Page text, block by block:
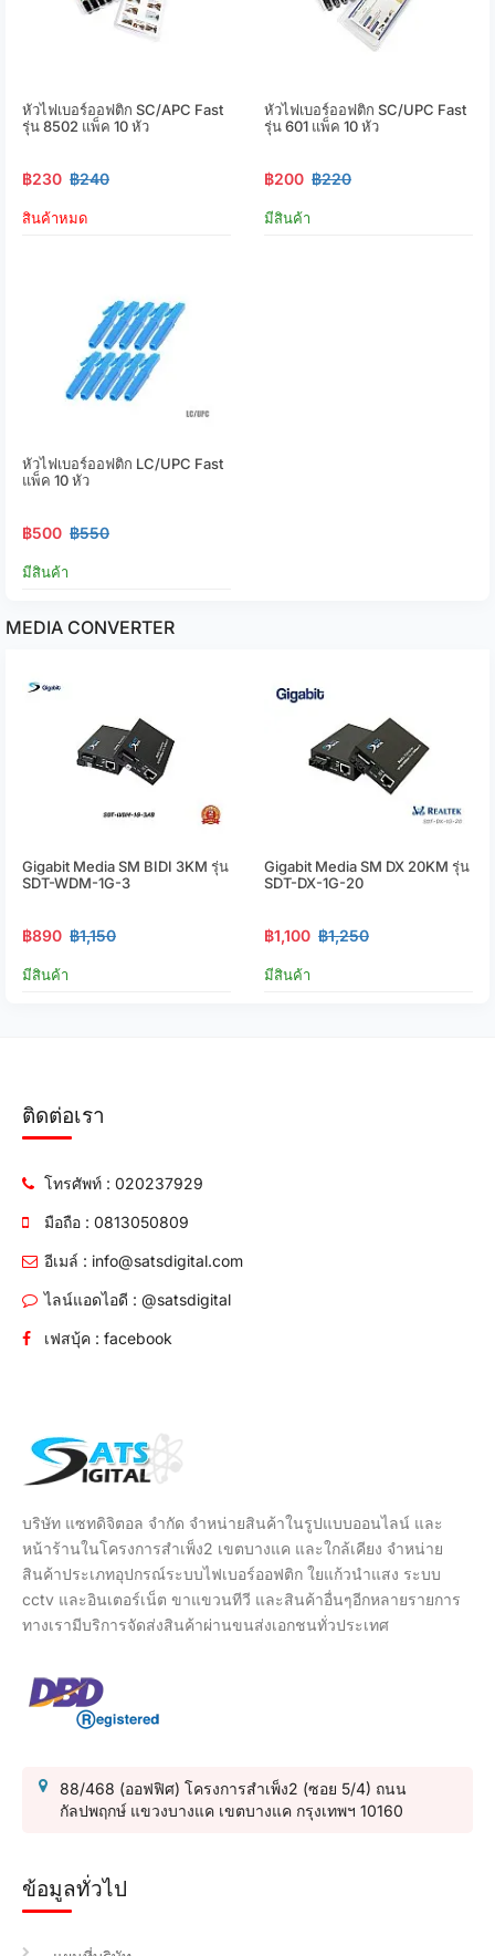
หัวไฟเบอร์ออฟติก SC/APC Fast
รุ่น 8502 แพ็ค 10 หัว
฿230 ฿240
สินค้าหมด
หัวไฟเบอร์ออฟติก SC/UPC Fast
รุ่น 601 แพ็ค 10 หัว
฿200 ฿220
มีสินค้า
หัวไฟเบอร์ออฟติก LC/UPC Fast
แพ็ค 10 หัว
฿500 ฿550
มีสินค้า
MEDIA CONVERTER
Gigabit Media SM BIDI 3KM รุ่น
SDT-WDM-1G-3
฿890 ฿1,150
มีสินค้า
Gigabit Media SM DX 20KM รุ่น
SDT-DX-1G-20
฿1,100 ฿1,250
มีสินค้า
ติดต่อเรา
โทรศัพท์ : 020237929
มือถือ : 0813050809
อีเมล์ : info@satsdigital.com
ไลน์แอดไอดี : @satsdigital
เฟสบุ้ค : facebook
บริษัท แซทดิจิตอล จำกัด จำหน่ายสินค้าในรูปแบบออนไลน์ และ
หน้าร้านในโครงการสำเพ็ง2 เขตบางแค และใกล้เคียง จำหน่าย
สินค้าประเภทอุปกรณ์ระบบไฟเบอร์ออฟติก ใยแก้วนำแสง ระบบ
cctv และอินเตอร์เน็ต ขาแขวนทีวี และสินค้าอื่นๆอีกหลายรายการ
ทางเรามีบริการจัดส่งสินค้าผ่านขนส่งเอกชนทั่วประเทศ
88/468 (ออฟฟิศ) โครงการสำเพ็ง2 (ซอย 5/4) ถนน
กัลปพฤกษ์ แขวงบางแค เขตบางแค กรุงเทพฯ 10160
ข้อมูลทั่วไป